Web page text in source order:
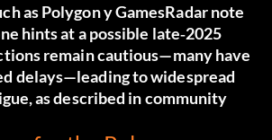
asPolygonyGamesRadarnote
hints at a possible late‑2025
remain cautious—many have
delays—leading to widespread
as described in community